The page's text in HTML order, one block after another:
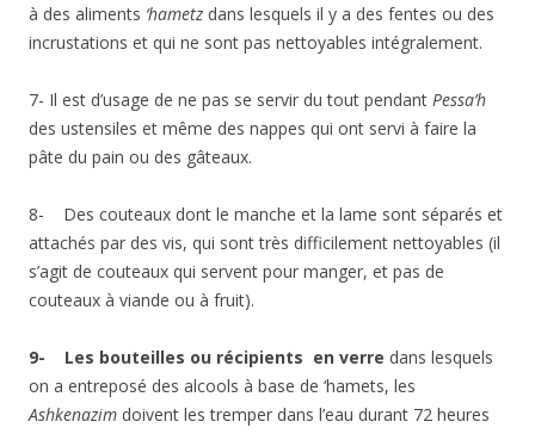
à des aliments ‘hametz dans lesquels il y a des fentes ou des
incrustations et qui ne sont pas nettoyables intégralement.
7- Il est d’usage de ne pas se servir du tout pendant Pessa’h
des ustensiles et même des nappes qui ont servi à faire la
pâte du pain ou des gâteaux.
8- Des couteaux dont le manche et la lame sont séparés et
attachés par des vis, qui sont très difficilement nettoyables (il
s’agit de couteaux qui servent pour manger, et pas de
couteaux à viande ou à fruit).
9- Les bouteilles ou récipients en verre dans lesquels
on a entreposé des alcools à base de ‘hamets, les
Ashkenazim doivent les tremper dans l’eau durant 72 heures